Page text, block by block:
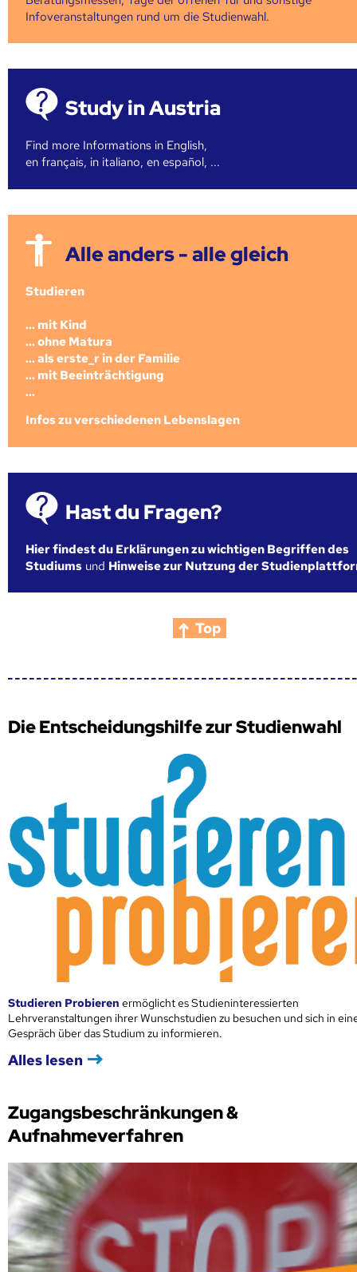
Infoveranstaltungen rund um die Studienwahl.
Study in Austria
Find more Informations in English,
en français, in italiano, en español, ...
Alle anders - alle gleich
Studieren
... mit Kind
... ohne Matura
... als erste_r in der Familie
... mit Beeinträchtigung
...
Infos zu verschiedenen Lebenslagen
Hast du Fragen?
Hier findest du Erklärungen zu wichtigen Begriffen des
Studiums und Hinweise zur Nutzung der
Top
Die Entscheidungshilfe zur Studienwahl
Studieren Probieren ermöglicht es Studieninteressierten
Lehrveranstaltungen ihrer Wunschstudien zu besuchen und sich in
Gespräch über das Studium zu informieren.
Alles lesen
Zugangsbeschränkungen &
Aufnahmeverfahren